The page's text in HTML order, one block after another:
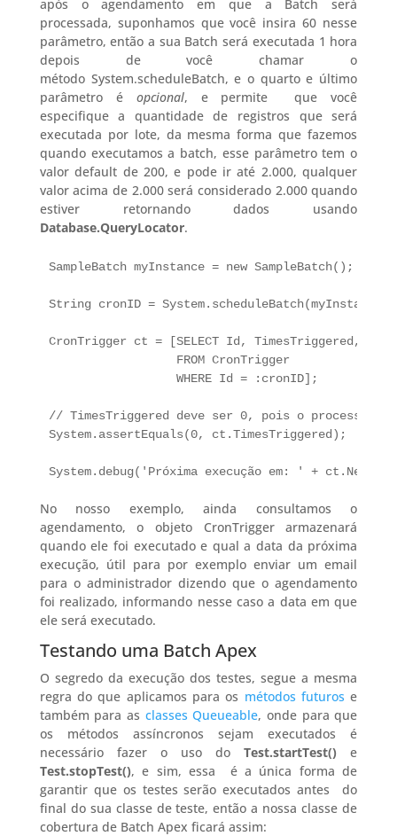
após o agendamento em que a Batch será
processada, suponhamos que você insira 60 nesse
parâmetro, então a sua Batch será executada 1 hora
depois de você chamar o
método System.scheduleBatch, e o quarto e último
parâmetro é opcional, e permite que você
especifique a quantidade de registros que será
executada por lote, da mesma forma que fazemos
quando executamos a batch, esse parâmetro tem o
valor default de 200, e pode ir até 2.000, qualquer
valor acima de 2.000 será considerado 2.000 quando
estiver retornando dados usando
Database.QueryLocator.
SampleBatch myInstance = new SampleBatch();
String cronID =
CronTrigger ct = [SELECT Id, TimesTriggered,
                  FROM CronTrigger
                  WHERE Id = :cronID];
// TimesTriggered deve ser 0, pois o processo
System.assertEquals(0, ct.TimesTriggered);
No nosso exemplo, ainda consultamos o
agendamento, o objeto CronTrigger armazenará
quando ele foi executado e qual a data da próxima
execução, útil para por exemplo enviar um email
para o administrador dizendo que o agendamento
foi realizado, informando nesse caso a data em que
ele será executado.
Testando uma Batch Apex
O segredo da execução dos testes, segue a mesma
regra do que aplicamos para os métodos futuros e
também para as classes Queueable, onde para que
os métodos assíncronos sejam executados é
necessário fazer o uso doTest.startTest() e
Test.stopTest(), e sim, essa é a única forma de
garantir que os testes serão executados antes do
final do sua classe de teste, então a nossa classe de
cobertura de Batch Apex ficará assim: